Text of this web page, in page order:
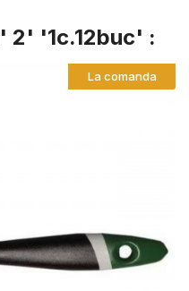
2' '1c.12buc' :
La comanda